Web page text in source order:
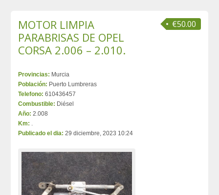
€50.00
MOTOR LIMPIA
PARABRISAS DE OPEL
CORSA 2.006 – 2.010.
Provincias: Murcia
Población: Puerto Lumbreras
Telefono: 610436457
Combustible: Diésel
Año: 2.008
Km: .
Publicado el dia: 29 diciembre, 2023 10:24